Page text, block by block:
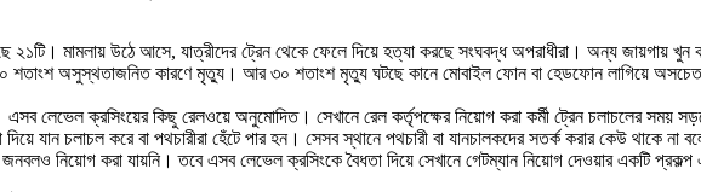
মামলায় উঠে আসে, যাত্রীদের ট্রেন থেকে ফেলে দিয়ে হত্যা করছে সংঘবদ্ধ অপরাধীরা। অন্য জায়গায় খুন
শতাংশ অসুস্থতাজনিত কারণে মৃত্যু। আর ৩০ শতাংশ মৃত্যু ঘটছে কানে মোবাইল ফোন বা হেডফোন লাগিয়ে
এসব লেভেল ক্রসিংয়ের কিছু রেলওয়ে অনুমোদিত। সেখানে রেল কর্তৃপক্ষের নিয়োগ করা কর্মী ট্রেন চলাচলের
যান চলাচল করে বা পথচারীরা হেঁটে পার হন। সেসব স্থানে পথচারী বা যানচালকদের সতর্ক করার কেউ থাকে না
নিয়োগ করা যায়নি। তবে এসব লেভেল ক্রসিংকে বৈধতা দিয়ে সেখানে গেটম্যান নিয়োগ দেওয়ার একটি